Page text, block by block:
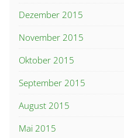
Dezember 2015
November 2015
Oktober 2015
September 2015
August 2015
Mai 2015